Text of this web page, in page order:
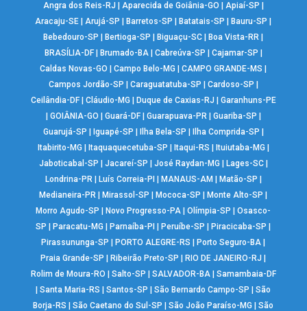
Angra dos Reis-RJ Aparecida de Goiânia-GO Apiaí-SP
Aracaju-SE |Arujá-SP Barretos-SP Batatais-SP Bauru-SP
Bebedouro-SP
Bertioga-SP Biguaçu-SC Boa Vista-RR
BRASÍLIA-DF| Brumado-BA| Cabreúva-SP Cajamar-SP
Caldas Novas-GO
|Campo Belo-MG |CAMPO GRANDE-MS
Campos Jordão-SP
Caraguatatuba-SP Cardoso-SP
Ceilândia-DF| Cláudio-MG Duque de Caxias-RJ
Garanhuns-PE
GOIÂNIA-GO Guará-DF| Guarapuava-PR| Guariba-SP
Guarujá-SP
Iguapé-SP Ilha Bela-SP Ilha Comprida-SP
Itabirito-MG
Itaquaquecetuba-SP Itaqui-RS Ituiutaba-MG
Jaboticabal-SP
Jacareí-SP José Raydan-MG Lages-SC|
Londrina-PR| Luís Correia-PI MANAUS-AM Matão-SP
Medianeira-PR
Mirassol-SP Mococa-SP Monte Alto-SP
Morro Agudo-SP
Novo Progresso-PA |Olímpia-SP |Osasco-
SP
Paracatu-MG Parnaíba-PI Peruíbe-SP Piracicaba-SP
Pirassununga-SP
PORTO ALEGRE-RS Porto Seguro-BA
Praia Grande-SP
Ribeirão Preto-SP RIO DE JANEIRO-RJ
Rolim de Moura-RO
Salto-SP SALVADOR-BA| Samambaia-DF
|Santa Maria-RS |Santos-SP |São Bernardo Campo-SP |São
Borja-RS
|São Caetano do Sul-SP |São João Paraíso-MG |São